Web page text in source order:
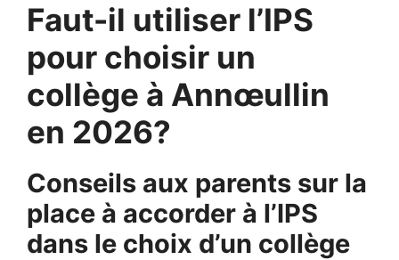
Faut-il utiliser l’IPS
pour choisir un
collège à Annœullin
en 2026?
Conseils aux parents sur la
place à accorder à l’IPS
dans le choix d’un collège